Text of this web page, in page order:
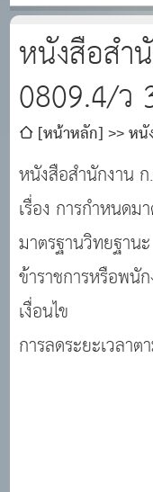
หนังสือสำ
0809.4/ว
[หน้าหลัก]
หนั
2565
หนังสือสำนักงาน
เรื่อง การกำหนด
มาตรฐานวิทยฐานะ
ข้าราชการหรือพนั
เงื่อนไข
การลดระยะเวลา